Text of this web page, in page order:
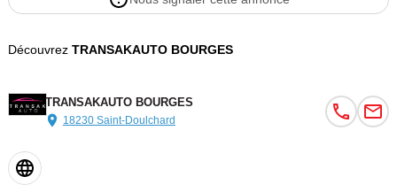
Découvrez TRANSAKAUTO BOURGES
TRANSAKAUTO BOURGES
18230 Saint-Doulchard